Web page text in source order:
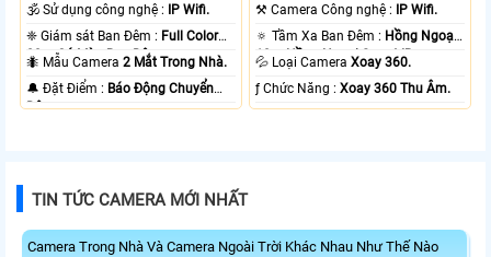
🕉️ Sử dụng công nghệ :
IP Wifi.
❈ Giám sát Ban Đêm : Full Color
20m Có Màu Ban Ðêm.
🐜 Mẫu Camera2 Mắt Trong Nhà.
️🔔 Đặt Điểm : Báo Động Chuyển
Động.
⚒ Camera Công nghệ :
IP Wifi.
🔅 Tầm Xa Ban Đêm : Hồng Ngoại
10m Hồng Ngoại Smart IR.
💦 Loại CameraXoay 360.
️ƒ Chức Năng :Xoay 360 Thu Âm.
TIN TỨC CAMERA MỚI NHẤT
Camera Trong Nhà Và Camera Ngoài Trời Khác Nhau Như Thế Nào